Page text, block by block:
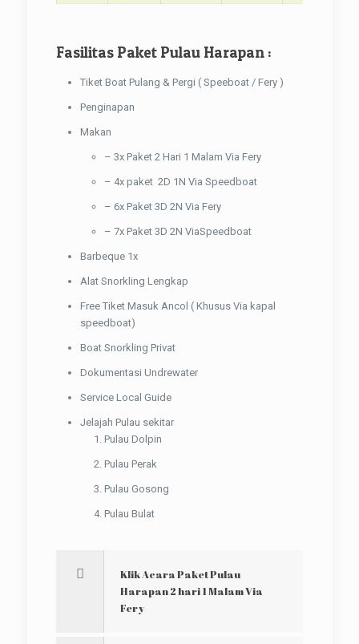
Fasilitas Paket Pulau Harapan :
Tiket Boat Pulang & Pergi ( Speeboat / Fery )
Penginapan
Makan
– 3x Paket 2 Hari 1 Malam Via Fery
– 4x paket 2D 1N Via Speedboat
– 6x Paket 3D 2N Via Fery
– 7x Paket 3D 2N ViaSpeedboat
Barbeque 1x
Alat Snorkling Lengkap
Free Tiket Masuk Ancol ( Khusus Via kapal
speedboat)
Boat Snorkling Privat
Dokumentasi Undrewater
Service Local Guide
Jelajah Pulau sekitar
Pulau Dolpin
Pulau Perak
Pulau Gosong
Pulau Bulat
Klik Acara Paket Pulau
Harapan 2 hari 1 Malam Via
Fery